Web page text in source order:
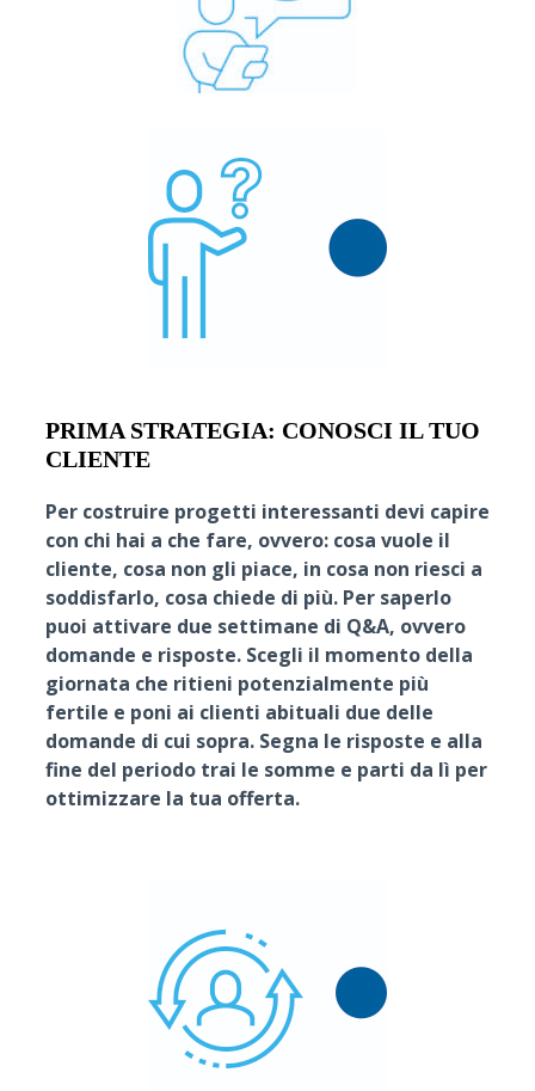
PRIMA STRATEGIA: CONOSCI IL TUO
CLIENTE
Per costruire progetti interessanti devi capire
con chi hai a che fare, ovvero: cosa vuole il
cliente, cosa non gli piace, in cosa non riesci a
soddisfarlo, cosa chiede di più. Per saperlo
puoi attivare due settimane di Q&A, ovvero
domande e risposte. Scegli il momento della
giornata che ritieni potenzialmente più
fertile e poni ai clienti abituali due delle
domande di cui sopra. Segna le risposte e alla
fine del periodo trai le somme e parti da lì per
ottimizzare la tua offerta.